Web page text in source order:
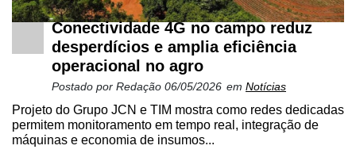
Conectividade 4G no campo reduz
desperdícios e amplia eficiência
operacional no agro
Postado por Redação 06/05/2026 em Notícias
Projeto do Grupo JCN e TIM mostra como redes dedicadas
permitem monitoramento em tempo real, integração de
máquinas e economia de insumos...